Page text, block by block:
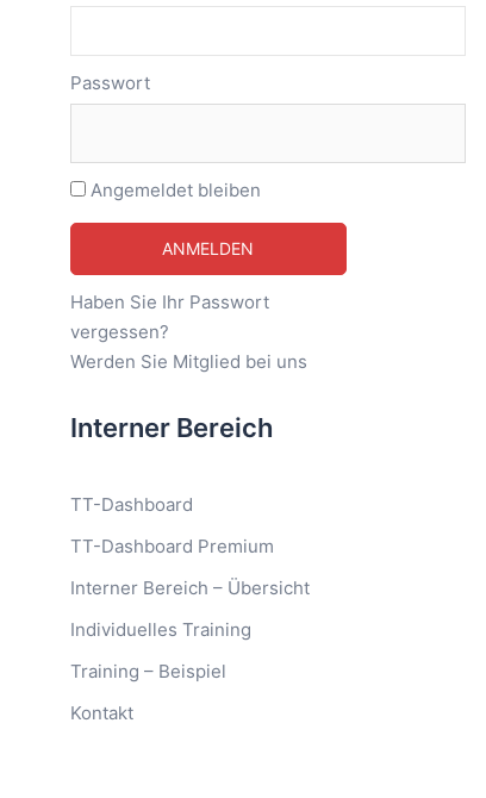
Passwort
Angemeldet bleiben
Haben Sie Ihr Passwort
vergessen?
Werden Sie Mitglied bei uns
Interner Bereich
TT-Dashboard
TT-Dashboard Premium
Interner Bereich – Übersicht
Individuelles Training
Training – Beispiel
Kontakt